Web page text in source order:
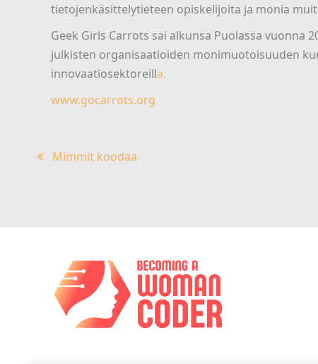
tietojenkäsittelytieteen opiskelijoita ja monia
Geek Girls Carrots sai alkunsa Puolassa vuonna
julkisten organisaatioiden monimuotoisuuden
innovaatiosektoreilla.
www.gocarrots.org
Artikkelien
Mimmit koodaa